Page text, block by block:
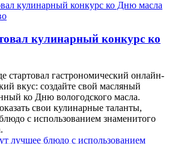
кулинарный конкурс ко
стартовал гастрономический онлайн-
вкус: создайте свой масляный
ко Дню вологодского масла.
свои кулинарные таланты,
с использованием знаменитого